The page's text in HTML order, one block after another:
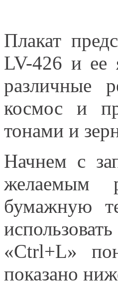
Плакат
LV-426 и ее
различные
космос и
тонами и
Начнем с
желаемым
бумажную
«Ctrl+L»
показано